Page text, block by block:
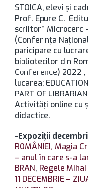
STOICA, elevi şi
Prof. Epure C.,
scriitor”. Microcerc
(Conferinţa
paricipare cu
bibliotecilor din
Conference) 2022 ,
lucarea:
PART OF
Activităţi online cu
didactice.
-Expoziţii
ROMÂNIEI, Magia
– anul în care s-a
BRAN, Regele
11 DECEMBRIE –